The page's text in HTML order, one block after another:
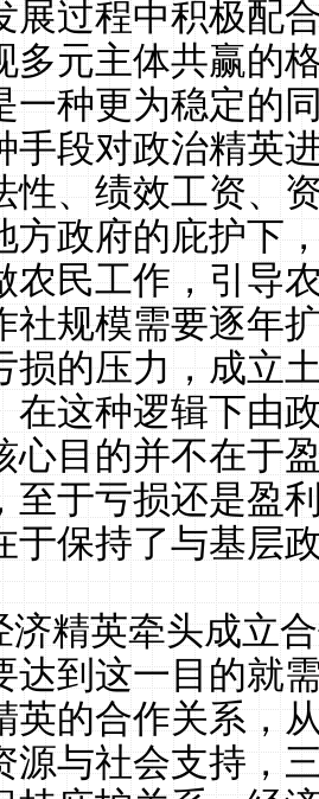
展过程中积极配
多元主体共赢的
一种更为稳定的
手段对政治精英
性、绩效工资、
方政府的庇护下
农民工作，引导
社规模需要逐年
损的压力，成立
在这种逻辑下由
心目的并不在于
至于亏损还是盈
于保持了与基层
济精英牵头成立
达到这一目的就
英的合作关系，
源与社会支持，